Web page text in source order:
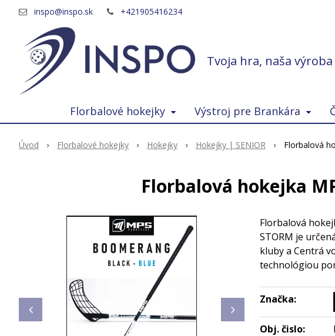
Tvoja hra, naša výroba
inspo@inspo.sk +421905416234
Florbalové hokejky Výstroj pre Brankára
Úvod Florbalové hokejky Hokejky Hokejky | SENIOR Florbalová
Florbalová hokejka
Florbalová
STORM je
kluby a Centrá
technológiou
Značka:
Obj. čislo: